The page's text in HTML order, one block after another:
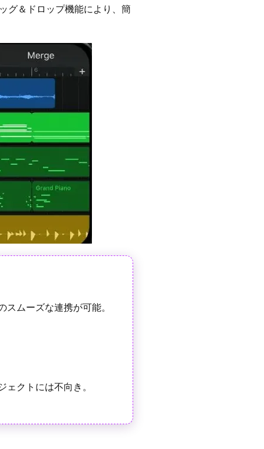
グ＆ドロップ機能により、簡
ムーズな連携が可能。
クトには不向き。